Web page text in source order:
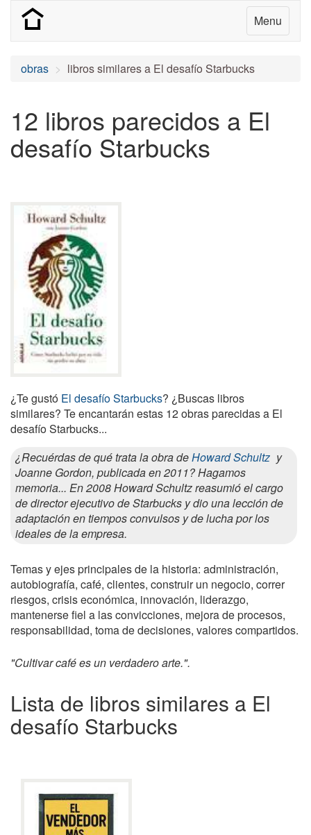
Menu
obras libros similares a El desafío Starbucks
12 libros parecidos a El
desafío Starbucks
¿Te gustó El desafío Starbucks? ¿Buscas libros
similares? Te encantarán estas 12 obras parecidas a El
desafío Starbucks...
¿Recuérdas de qué trata la obra deHoward Schultz y
Joanne Gordon, publicada en 2011? Hagamos
memoria... En 2008 Howard Schultz reasumió el cargo
de director ejecutivo de Starbucks y dio una lección de
adaptación en tiempos convulsos y de lucha por los
ideales de la empresa.
Temas y ejes principales de la historia: administración,
autobiografía, café, clientes, construir un negocio, correr
riesgos, crisis económica, innovación, liderazgo,
mantenerse fiel a las convicciones, mejora de procesos,
responsabilidad, toma de decisiones, valores compartidos.
"Cultivar café es un verdadero arte.".
Lista de libros similares a El
desafío Starbucks